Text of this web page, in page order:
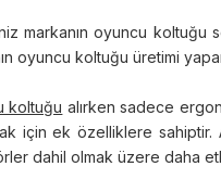
markanın oyuncu koltuğu
oyuncu koltuğu üretimi
koltuğu alırken sadece
için ek özelliklere sahiptir.
dahil olmak üzere daha